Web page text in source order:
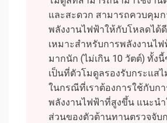
และสะดวก สามารถควบคุมก
พลังงานไฟฟ้าให้กับโหลดได้
เหมาะสำหรับการพลังงานไ
มากนัก (ไม่เกิน 10 วัตต์) ทั้ง
เป็นที่ตัวโมดูลรองรับกระแส
ในกรณีที่เราต้องการใช้กับกา
พลังงานไฟฟ้าที่สูงขึ้น แนะน
ส่วนของตัวต้านทานตรวจจับ